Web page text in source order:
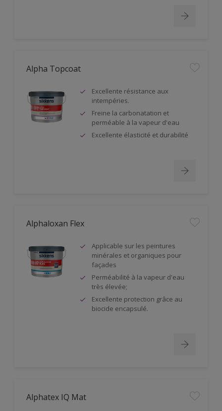
Alpha Topcoat
Excellente résistance aux
intempéries.
Freine la carbonatation et
perméable à la vapeur d'eau
Excellente élasticité et durabilité
Alphaloxan Flex
Applicable sur les peintures
minérales et organiques pour
façades
Perméabilité à la vapeur d'eau
très élevée;
Excellente protection grâce au
biocide encapsulé.
Alphatex IQ Mat